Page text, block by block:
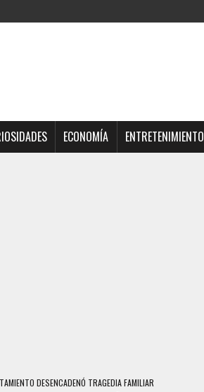
ECONOMÍA ENTRETENIMIENTO
A UNA ADOLESCENTE DE 13 AÑOS TRAS ABUSAR DE ELLA